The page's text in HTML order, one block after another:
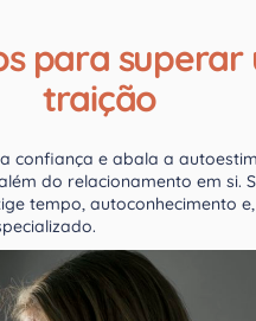
para superar
traição
confiança e abala a
do relacionamento em si.
tempo, autoconhecimento